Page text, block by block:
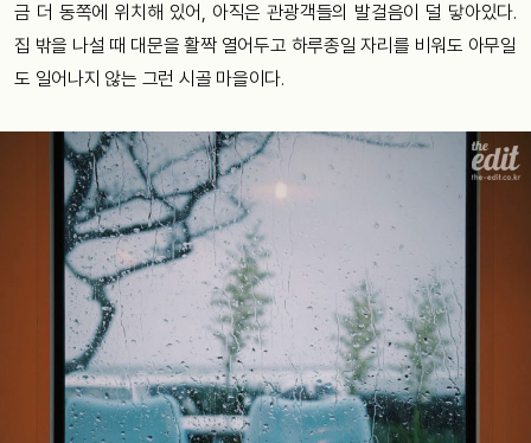
금 더 동쪽에 위치해 있어, 아직은 관광객들의 발걸음이 덜 닿아있다.
집 밖을 나설 때 대문을 활짝 열어두고 하루종일 자리를 비워도 아무일
도 일어나지 않는 그런 시골 마을이다.